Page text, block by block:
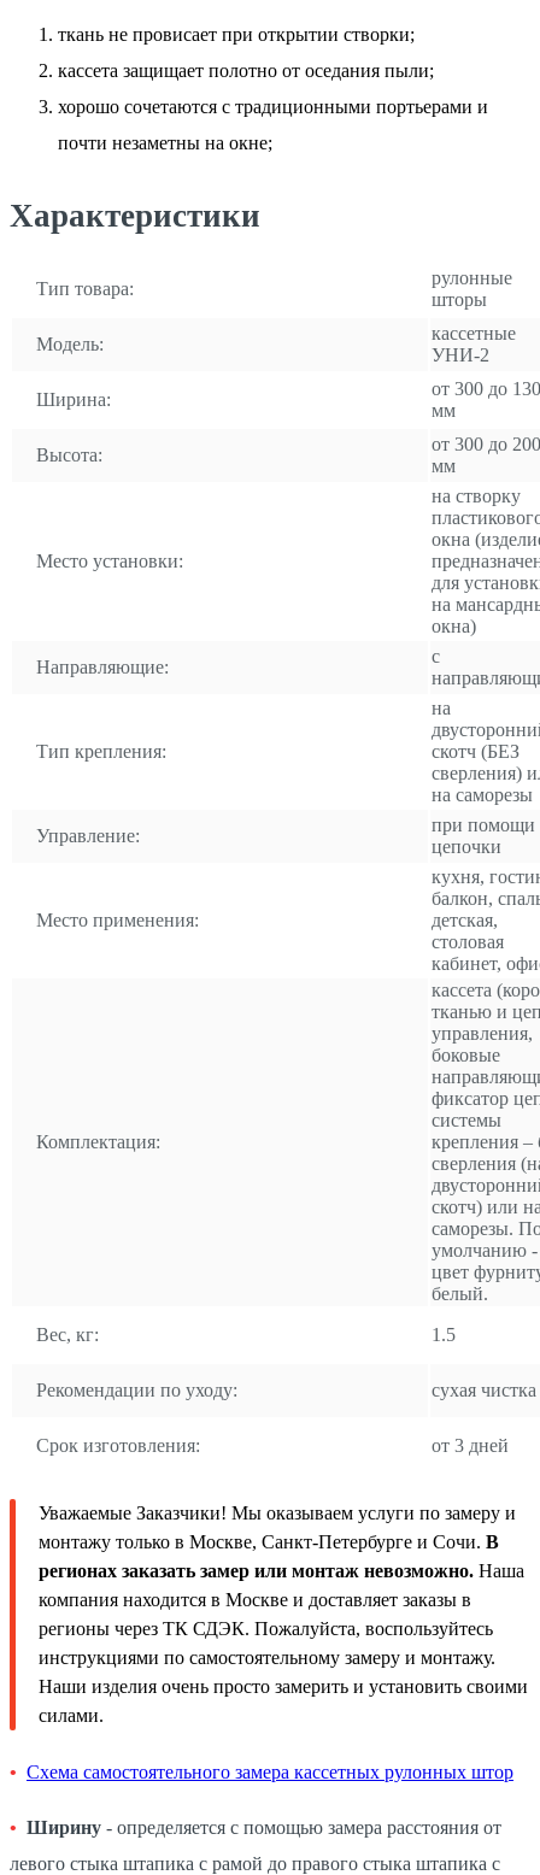
ткань не провисает при открытии створки;
кассета защищает полотно от оседания пыли;
хорошо сочетаются с традиционными портьерами и
почти незаметны на окне;
Характеристики
Тип товара:
рулонные
шторы
Модель:
кассетные
УНИ-2
Ширина:
от 300 до
мм
Высота:
от 300 до
мм
Место установки:
на створку
окна
для
на
окна)
Направляющие:
с
Тип крепления:
на
скотч (БЕЗ
сверления)
на саморезы
Управление:
при помощи
цепочки
Место применения:
кухня,
балкон,
детская,
столовая
кабинет,
Комплектация:
кассета
тканью и
управления,
боковые
фиксатор
системы
крепления –
сверления
скотч) или
саморезы.
умолчанию -
цвет
белый.
Вес, кг:
1.5
Рекомендации по уходу: сухая чистка
Срок изготовления: от 3 дней
Уважаемые Заказчики! Мы оказываем услуги по замеру и
монтажу только в Москве, Санкт-Петербурге и Сочи. В
регионах заказать замер или монтаж невозможно. Наша
компания находится в Москве и доставляет заказы в
регионы через ТК СДЭК. Пожалуйста, воспользуйтесь
инструкциями по самостоятельному замеру и монтажу.
Наши изделия очень просто замерить и установить своими
силами.
Схема самостоятельного замера кассетных рулонных штор
Ширину - определяется с помощью замера расстояния от
левого стыка штапика с рамой до правого стыка штапика с